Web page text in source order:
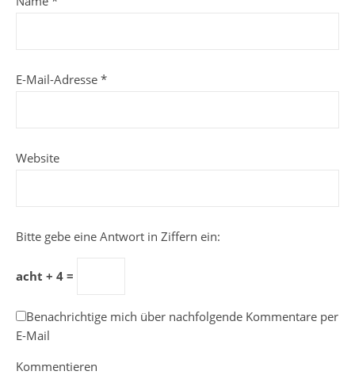
E-Mail-Adresse *
Website
Bitte gebe eine Antwort in Ziffern ein:
acht + 4 =
Benachrichtige mich über nachfolgende Kommentare per
E-Mail
Kommentieren